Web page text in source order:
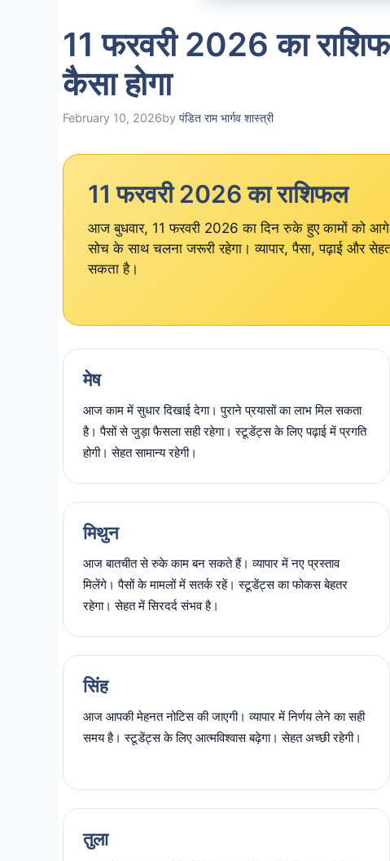
11 फरवरी 2026 का
कैसा होगा
February 10, 2026by पंडित राम भार्गव शास्त्री
11 फरवरी 2026 का राशिफल
आज बुधवार, 11 फरवरी 2026 का दिन रुके हुए कामों को
सोच के साथ चलना जरूरी रहेगा। व्यापार, पैसा, पढ़ाई और
सकता है।
मेष
आज काम में सुधार दिखाई देगा। पुराने प्रयासों का लाभ मिल सकता
है। पैसों से जुड़ा फैसला सही रहेगा। स्टूडेंट्स के लिए पढ़ाई में प्रगति
होगी। सेहत सामान्य रहेगी।
मिथुन
आज बातचीत से रुके काम बन सकते हैं। व्यापार में नए प्रस्ताव
मिलेंगे। पैसों के मामलों में सतर्क रहें। स्टूडेंट्स का फोकस बेहतर
रहेगा। सेहत में सिरदर्द संभव है।
सिंह
आज आपकी मेहनत नोटिस की जाएगी। व्यापार में निर्णय लेने का सही
समय है। स्टूडेंट्स के लिए आत्मविश्वास बढ़ेगा। सेहत अच्छी रहेगी।
तुला